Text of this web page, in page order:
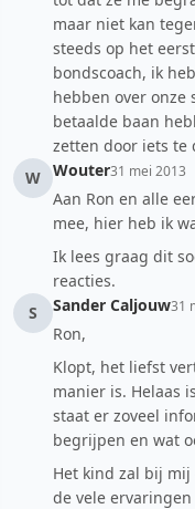
maar niet kan
steeds op het
bondscoach, ik
hebben over onze
betaalde baan
zetten door iets te
W Wouter31 mei 2013
Aan Ron en alle
mee, hier heb ik
Ik lees graag dit
reacties.
S
Sander Caljouw31
Ron,
Klopt, het liefst
manier is. Helaas
staat er zoveel
begrijpen en wat
Het kind zal bij
de vele